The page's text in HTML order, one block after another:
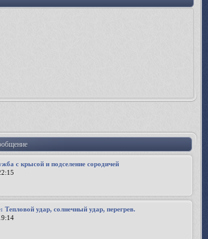
с крысой и подселение сородичей
Тепловой удар, солнечный удар, перегрев.